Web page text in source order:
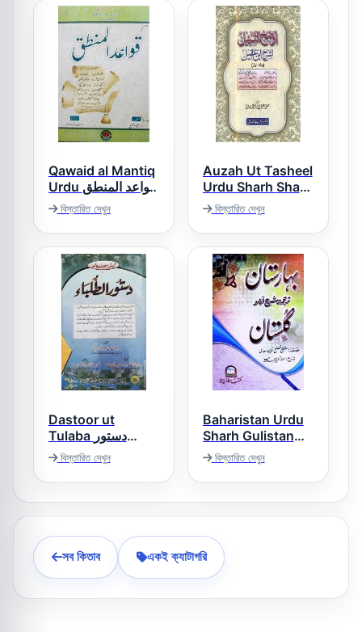
Qawaid al Mantiq
Urdu قواعد المنطق
اردو
বিস্তারিত দেখুন
Auzah Ut Tasheel
Urdu Sharh Sharh
e Ibn e Aqeel
اوضح التسھیل اردو
شرح ابن عقیل
বিস্তারিত দেখুন
Dastoor ut
Tulaba دستور
الطلباء
বিস্তারিত দেখুন
Baharistan Urdu
Sharh Gulistan
بہارستان اردو شرح
گلستان
বিস্তারিত দেখুন
সব কিতাব একই ক্যাটাগরি